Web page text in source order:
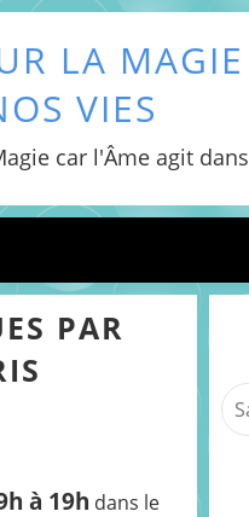
LA
VIES
car l'Âme agit
PAR
à 19h dans le